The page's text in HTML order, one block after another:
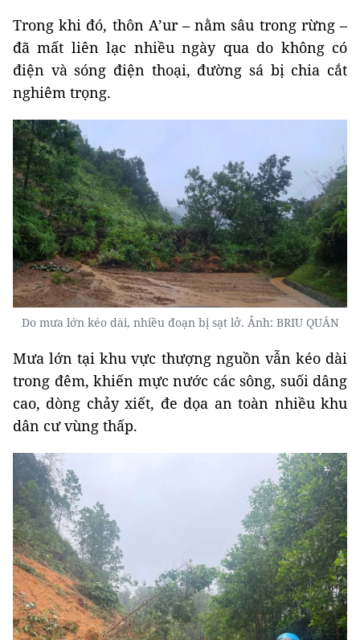
Trong khi đó, thôn A’ur – nằm sâu trong rừng –
đã mất liên lạc nhiều ngày qua do không có
điện và sóng điện thoại, đường sá bị chia cắt
nghiêm trọng.
Do mưa lớn kéo dài, nhiều đoạn bị sạt lở. Ảnh: BRIU QUÂN
Mưa lớn tại khu vực thượng nguồn vẫn kéo dài
trong đêm, khiến mực nước các sông, suối dâng
cao, dòng chảy xiết, đe dọa an toàn nhiều khu
dân cư vùng thấp.